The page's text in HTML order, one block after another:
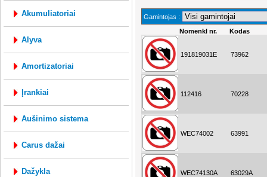
akumuliatoriai
alyva
amortizatoriai
įrankiai
aušinimo sistema
carus dažai
dažykla
Gamintojas :
Nomenkl nr.
Kodas
191819031E 73962
112416 70228
WEC74002 63991
WEC74130A 63029A